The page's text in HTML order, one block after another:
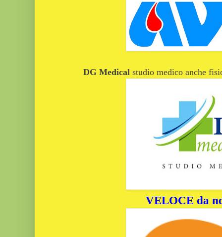
DG Medical studio medico anche
VELOCE da